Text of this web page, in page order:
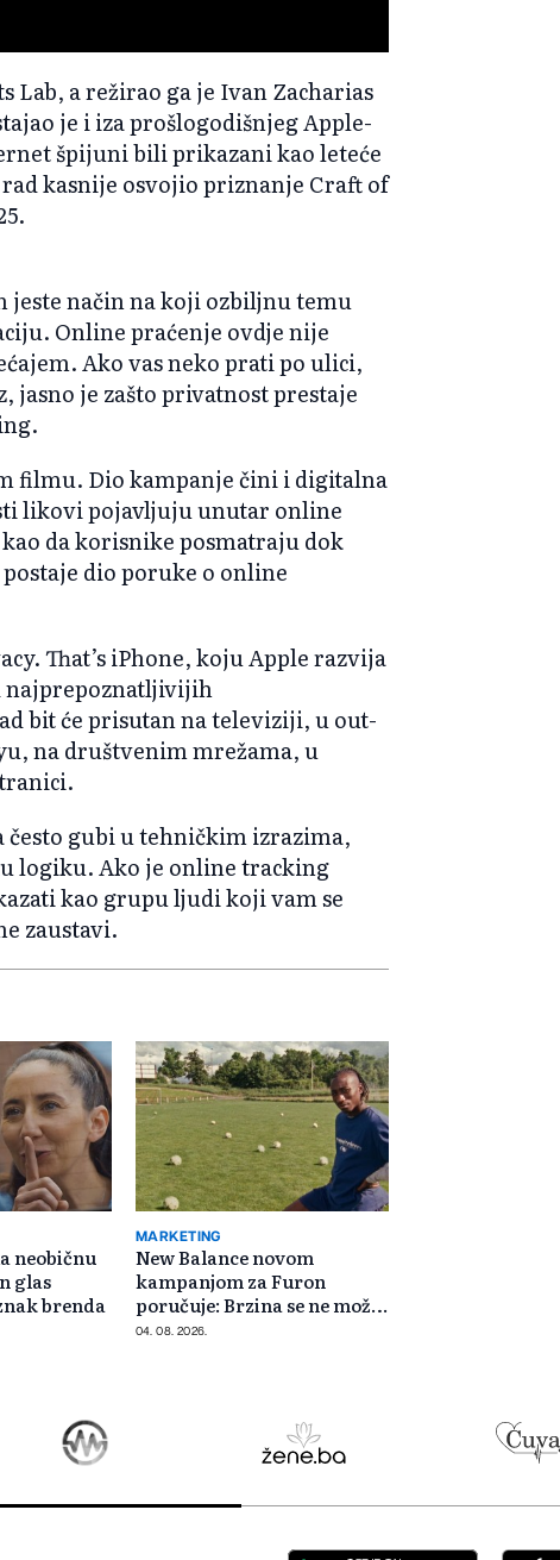
Lab, a režirao ga je Ivan Zacharias
je i iza prošlogodišnjeg Apple-
špijuni bili prikazani kao leteće
kasnije osvojio priznanje Craft of
jeste način na koji ozbiljnu temu
Online praćenje ovdje nije
Ako vas neko prati po ulici,
jasno je zašto privatnost prestaje
filmu. Dio kampanje čini i digitalna
likovi pojavljuju unutar online
da korisnike posmatraju dok
dio poruke o online
That’s iPhone, koju Apple razvija
najprepoznatljivijih
bit će prisutan na televiziji, u out-
na društvenim mrežama, u
često gubi u tehničkim izrazima,
logiku. Ako je online tracking
kao grupu ljudi koji vam se
zaustavi.
neobičnu
glas
brenda
MARKETING
New Balance novom
kampanjom za Furon
poručuje: Brzina se ne može
požuriti
04. 08. 2026.